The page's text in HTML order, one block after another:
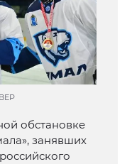
обстановке
занявших